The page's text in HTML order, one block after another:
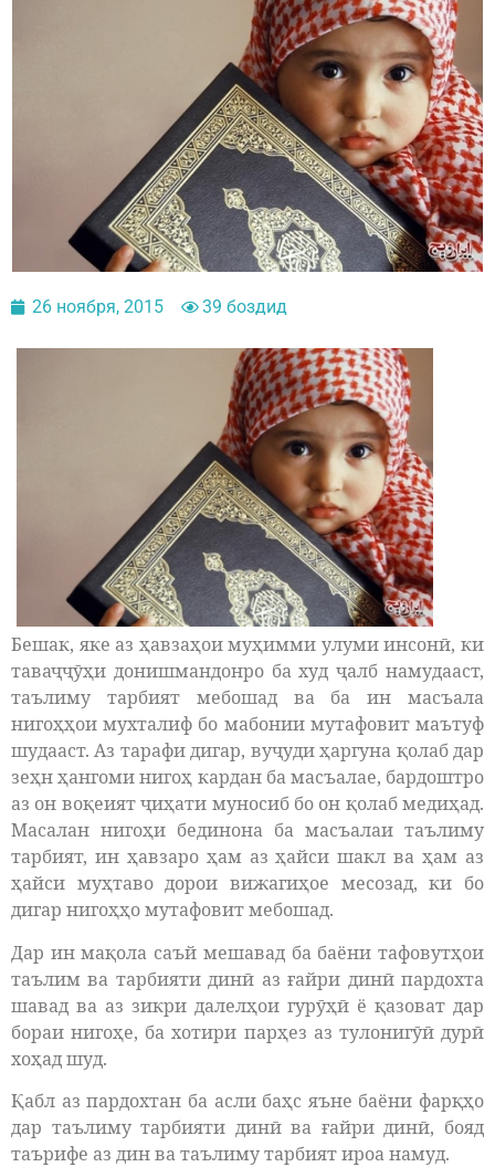
26 ноября, 2015 39 боздид
Бешак, яке аз ҳавзаҳои муҳимми улуми инсонӣ, ки
таваҷҷӯҳи донишмандонро ба худ ҷалб намудааст,
таълиму тарбият мебошад ва ба ин масъала
нигоҳҳои мухталиф бо мабонии мутафовит маътуф
шудааст.Аз тарафи дигар, вуҷуди ҳаргуна қолаб дар
зеҳн ҳангоми нигоҳ кардан ба масъалае, бардоштро
аз он воқеият ҷиҳати муносиб бо он қолаб медиҳад.
Масалан нигоҳи бединона ба масъалаи таълиму
тарбият, ин ҳавзаро ҳам аз ҳайси шакл ва ҳам аз
ҳайси муҳтаво дорои вижагиҳое месозад, ки бо
дигар нигоҳҳо мутафовит мебошад.
Дар ин мақола саъй мешавад ба баёни тафовутҳои
таълим ва тарбияти динӣ аз ғайри динӣ пардохта
шавад ва аз зикри далелҳои гурӯҳӣ ё қазоват дар
бораи нигоҳе, ба хотири парҳез аз тулонигӯӣ дурӣ
хоҳад шуд.
Қабл аз пардохтан ба асли баҳс яъне баёни фарқҳо
дар таълиму тарбияти динӣ ва ғайри динӣ, бояд
таърифе аз дин ва таълиму тарбият ироа намуд.